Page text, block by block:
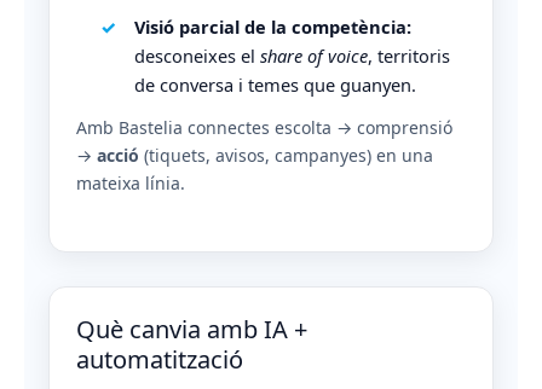
Visió parcial de la competència:
desconeixes el share of voice, territoris
de conversa i temes que guanyen.
Amb Bastelia connectes escolta → comprensió
→ acció (tiquets, avisos, campanyes) en una
mateixa línia.
Què canvia amb IA +
automatització